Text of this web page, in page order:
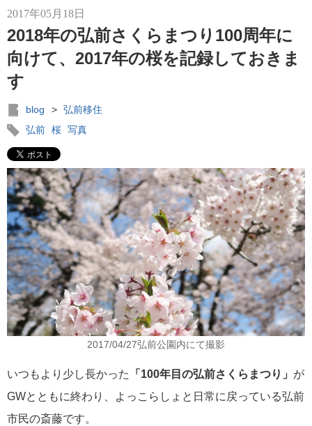
2017年05月18日
2018年の弘前さくらまつり100周年に
向けて、2017年の桜を記録しておきま
す
blog > 弘前移住
弘前 桜 写真
2017/04/27弘前公園内にて撮影
いつもより少し長かった 「100年目の弘前さくらまつり」 が
GWとともに終わり、よっこらしょと日常に戻っている弘前
市民の斎藤です。